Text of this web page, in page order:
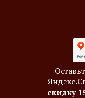
скидку